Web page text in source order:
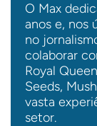
O Max
anos e, nos
no
colaborar
Royal
Seeds,
vasta
setor.